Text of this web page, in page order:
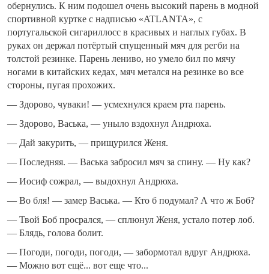
обернулись. К ним подошел очень высокий парень в модной
спортивной куртке с надписью «ATLANTA», с
португальской сигариллосс в красивых и наглых губах. В
руках он держал потёртый спущенный мяч для регби на
толстой резинке. Парень лениво, но умело бил по мячу
ногами в китайских кедах, мяч метался на резинке во все
стороны, пугая прохожих.
— Здорово, чуваки! — усмехнулся краем рта парень.
— Здорово, Васька, — уныло вздохнул Андрюха.
— Дай закурить, — прищурился Женя.
— Последняя. — Васька забросил мяч за спину. — Ну как?
— Иосиф сожрал, — выдохнул Андрюха.
— Во бля! — замер Васька. — Кто б подумал? А что ж Боб?
— Твой Боб просрался, — сплюнул Женя, устало потер лоб.
— Блядь, голова болит.
— Погоди, погоди, погоди, — забормотал вдруг Андрюха.
— Можно вот ещё... вот еще что...